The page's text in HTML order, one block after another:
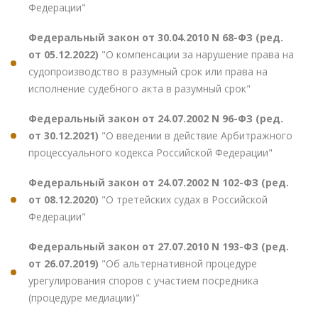
Федерации"
Федеральный закон от 30.04.2010 N 68-ФЗ (ред.
от 05.12.2022) "О компенсации за нарушение права на
судопроизводство в разумный срок или права на
исполнение судебного акта в разумный срок"
Федеральный закон от 24.07.2002 N 96-ФЗ (ред.
от 30.12.2021) "О введении в действие Арбитражного
процессуального кодекса Российской Федерации"
Федеральный закон от 24.07.2002 N 102-ФЗ (ред.
от 08.12.2020) "О третейских судах в Российской
Федерации"
Федеральный закон от 27.07.2010 N 193-ФЗ (ред.
от 26.07.2019) "Об альтернативной процедуре
урегулирования споров с участием посредника
(процедуре медиации)"